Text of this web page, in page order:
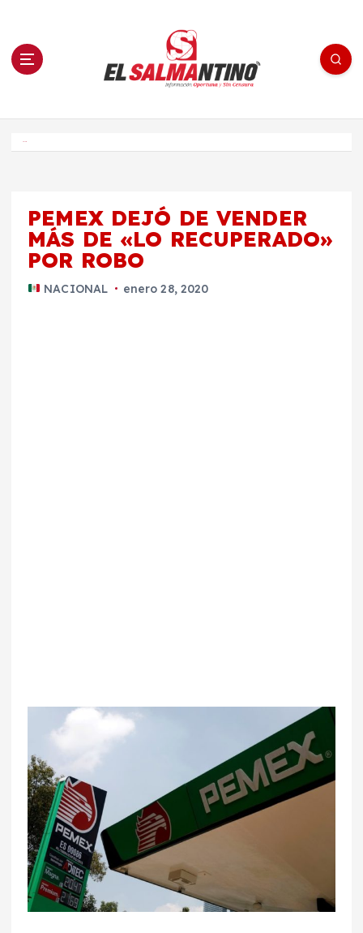
n El Salmantino - medios/noticias/editorial
PEMEX DEJÓ DE VENDER
MÁS DE «LO RECUPERADO»
POR ROBO
NACIONAL enero 28, 2020